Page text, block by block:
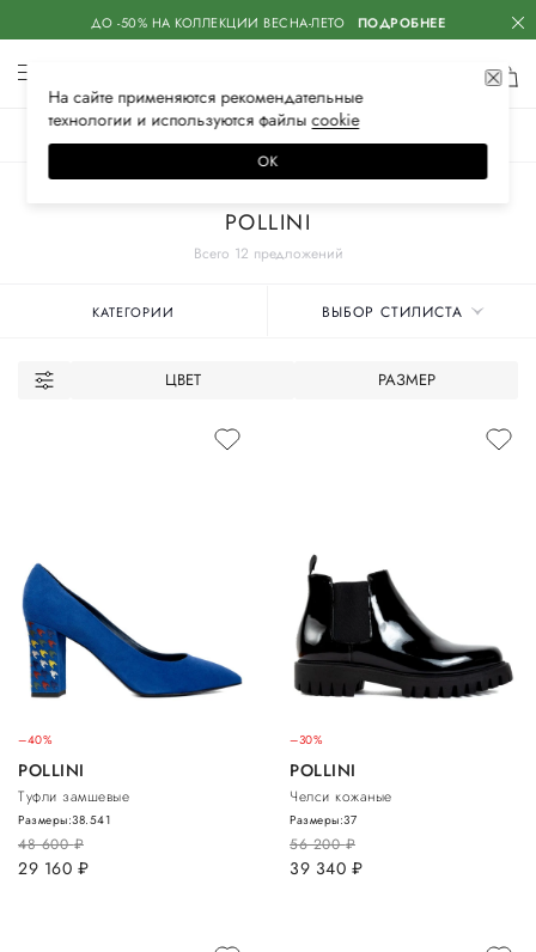
ДО -50% НА КОЛЛЕКЦИИ ВЕСНА-ЛЕТО ПОДРОБНЕЕ
Всего 12 предложений
POLLINI
КАТЕГОРИИ ВЫБОР СТИЛИСТА
ЦВЕТ РАЗМЕР
–40%
POLLINI
Туфли замшевые
48 600руб.
29 160 руб.
Размеры:38.541
–30%
POLLINI
Челси кожаные
56 200руб.
39 340 руб.
Размеры:37
На сайте применяются рекомендательные
технологии и используются файлысооkiе
ОК